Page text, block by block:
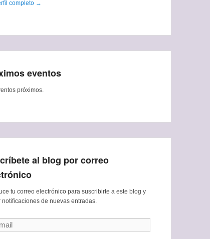
completo →
eventos
próximos.
al blog por correo
tu correo electrónico para suscribirte a este blog y
notificaciones de nuevas entradas.